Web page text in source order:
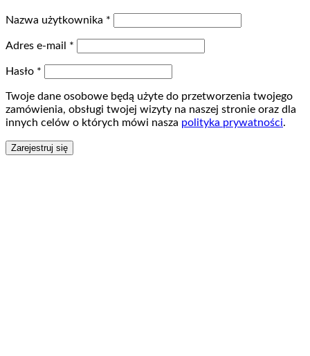
Nazwa użytkownika *
Adres e-mail *
Hasło *
Twoje dane osobowe będą użyte do przetworzenia twojego
zamówienia, obsługi twojej wizyty na naszej stronie oraz dla
innych celów o których mówi nasza polityka prywatności.
Zarejestruj się